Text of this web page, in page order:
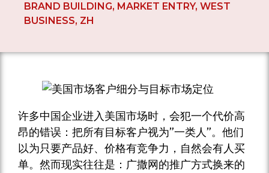
BRAND BUILDING, MARKET ENTRY, WEST
BUSINESS, ZH
许多中国企业进入美国市场时，会犯一个代价高
昂的错误：把所有目标客户视为”一类人”。他们
以为只要产品好、价格有竞争力，自然会有人买
单。然而现实往往是：广撒网的推广方式换来的